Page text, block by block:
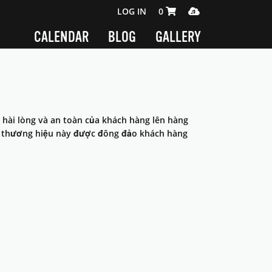
CALENDAR BLOG GALLERY
LOG IN SHOPPING CART 0 ITEMS
0 MEDIA PLAYER
lòng và an toàn của khách hàng lên hàng
hiệu này được đông đảo khách hàng